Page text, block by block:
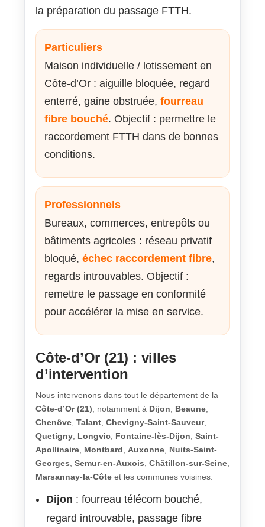
la préparation du passage FTTH.
Particuliers
Maison individuelle / lotissement en
Côte-d’Or : aiguille bloquée, regard
enterré, gaine obstruée, fourreau
fibre bouché. Objectif : permettre le
raccordement FTTH dans de bonnes
conditions.
Professionnels
Bureaux, commerces, entrepôts ou
bâtiments agricoles : réseau privatif
bloqué, échec raccordement fibre,
regards introuvables. Objectif :
remettre le passage en conformité
pour accélérer la mise en service.
Côte-d’Or (21) : villes
d’intervention
Nous intervenons dans tout le département de la
Côte-d’Or (21), notamment à Dijon, Beaune,
Chenôve, Talant, Chevigny-Saint-Sauveur,
Quetigny, Longvic, Fontaine-lès-Dijon, Saint-
Apollinaire, Montbard, Auxonne, Nuits-Saint-
Georges, Semur-en-Auxois, Châtillon-sur-Seine,
Marsannay-la-Côte et les communes voisines.
Dijon : fourreau télécom bouché,
regard introuvable, passage fibre